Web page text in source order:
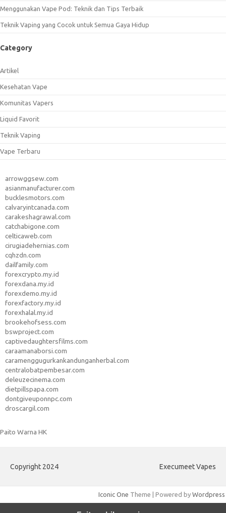
Menggunakan Vape Pod: Teknik dan Tips Terbaik
Teknik Vaping yang Cocok untuk Semua Gaya Hidup
Category
Artikel
Kesehatan Vape
Komunitas Vapers
Liquid Favorit
Teknik Vaping
Vape Terbaru
arrowggsew.com
asianmanufacturer.com
bucklesmotors.com
calvaryintcanada.com
carakeshagrawal.com
catchabigone.com
celticaweb.com
cirugiadehernias.com
cqhzdn.com
dailfamily.com
forexcrypto.my.id
forexdana.my.id
forexdemo.my.id
forexfactory.my.id
forexhalal.my.id
brookehofsess.com
bswproject.com
captivedaughtersfilms.com
caraamanaborsi.com
caramenggugurkankandunganherbal.com
centralobatpembesar.com
deleuzecinema.com
dietpillspapa.com
dontgiveuponnpc.com
droscargil.com
Paito Warna HK
Copyright 2024 Execumeet Vapes
Iconic One Theme | Powered by Wordpress